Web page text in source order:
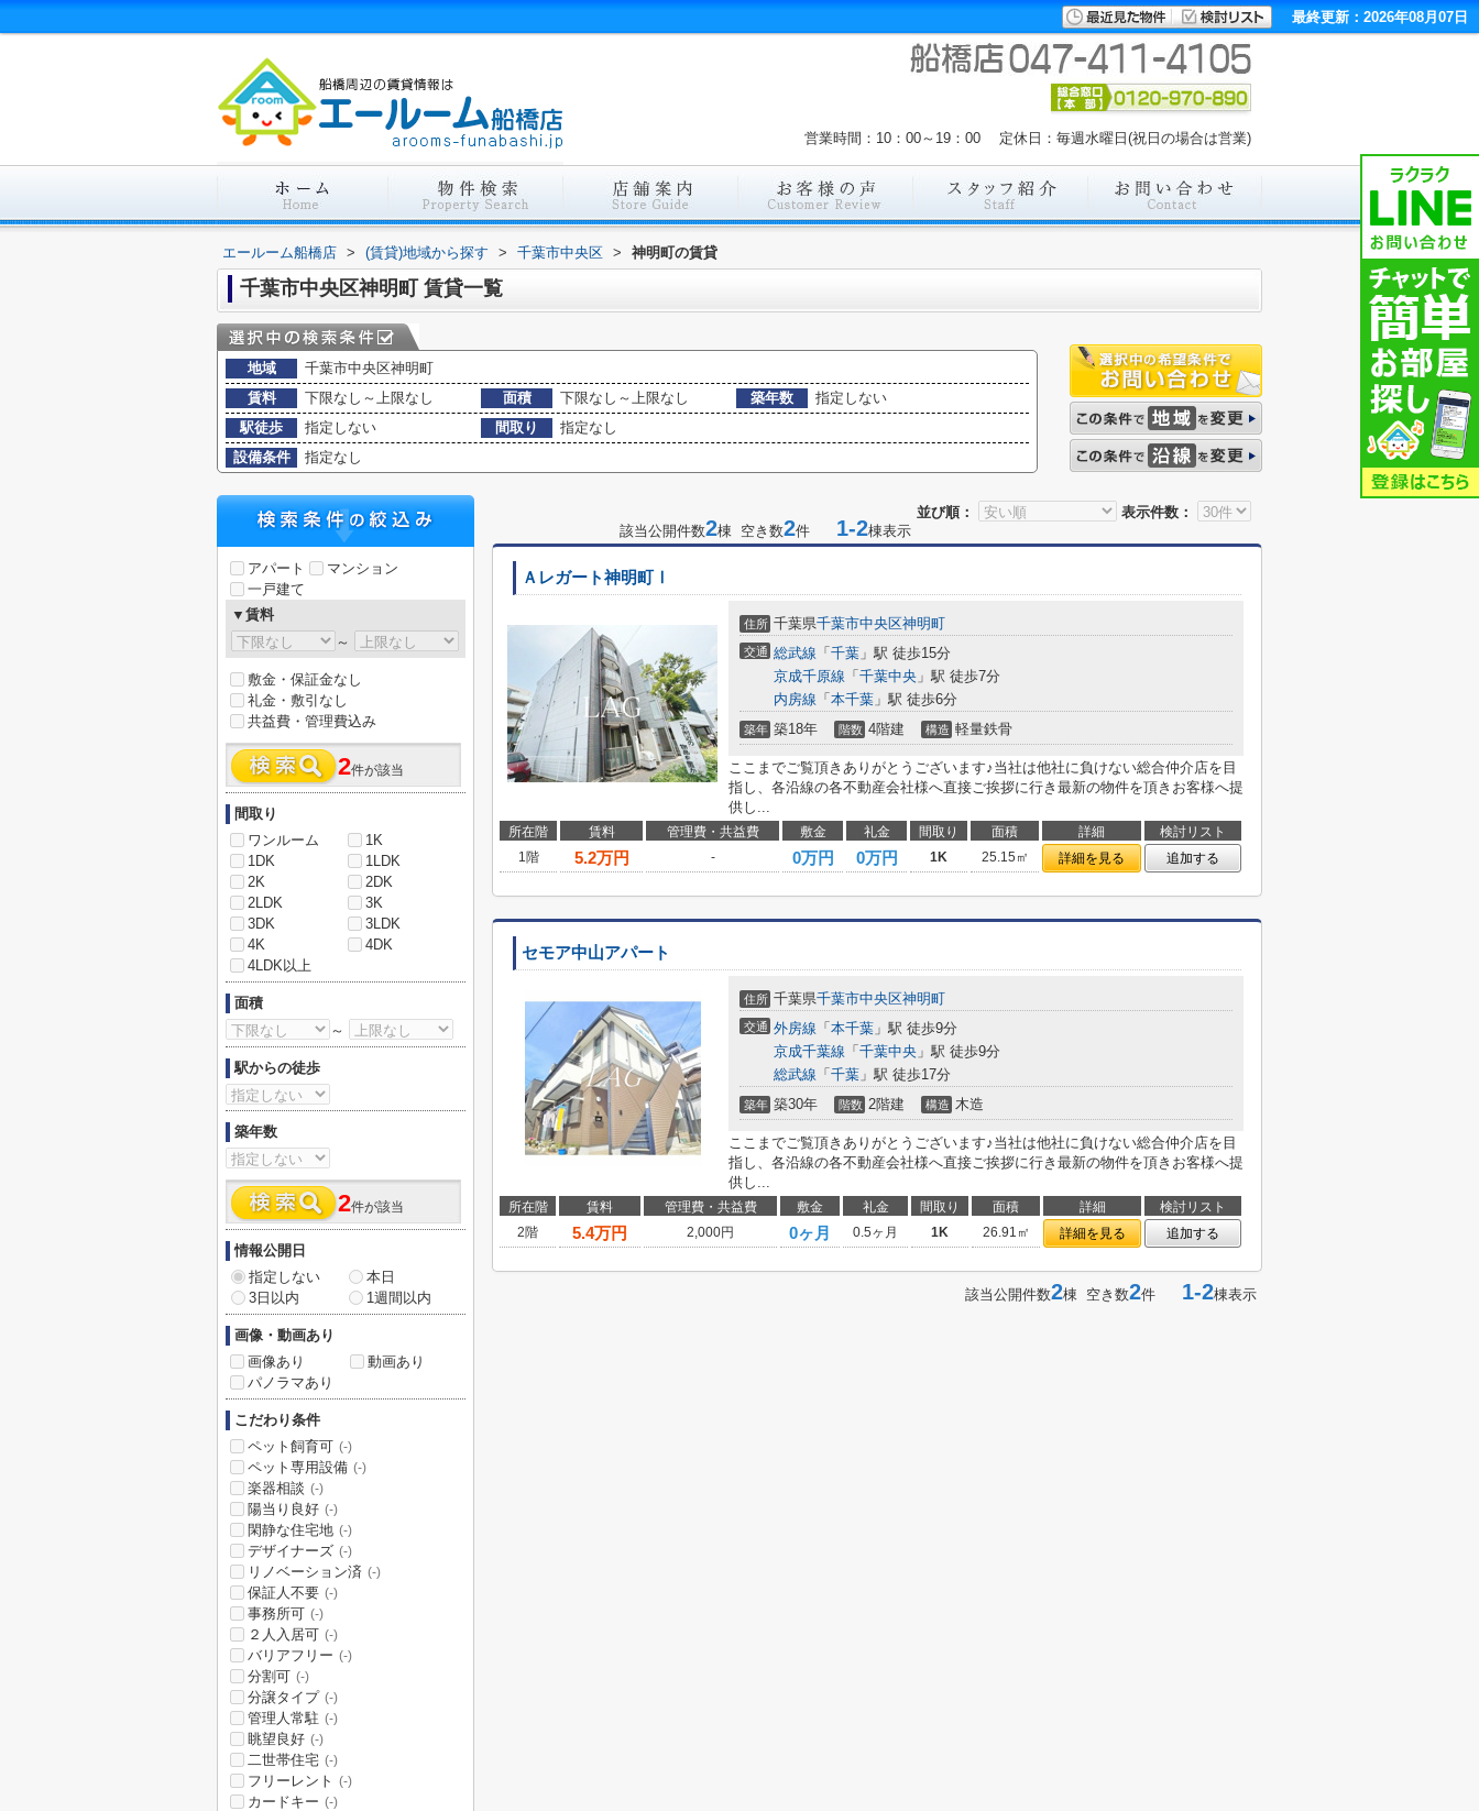
最終更新：2026年08月07日
営業時間：10：00～19：00 定休日：毎週水曜日(祝日の場合は営業)
エールーム船橋店 > (賃貸)地域から探す > 千葉市中央区 > 神明町の賃貸
千葉市中央区神明町 賃貸一覧
地域
千葉市中央区神明町
賃料
下限なし～上限なし 面積 下限なし～上限なし 築年数
指定しない
駅徒歩
指定しない 間取り
指定なし
設備条件
指定なし
並び順：
表示件数：
該当公開件数2棟 空き数2件 1-2棟表示
Ａレガート神明町Ⅰ
住所 千葉県千葉市中央区神明町
交通 総武線 「 千葉 」駅 徒歩15分
京成千原線 「 千葉中央 」駅 徒歩7分
内房線 「 本千葉 」駅 徒歩6分
築年 築18年 階数 4階建 構造 軽量鉄骨
ここまでご覧頂きありがとうございます♪当社は他社に負けない総合仲介店を目
指し、各沿線の各不動産会社様へ直接ご挨拶に行き最新の物件を頂きお客様へ提
供し...
所在階 賃料 管理費・共益費 敷金 礼金 間取り 面積 詳細
検討リスト
1階
5.2万円 - 0万円 0万円 1K 25.15㎡ 詳細を見る 追加する
セモア中山アパート
住所 千葉県千葉市中央区神明町
交通 外房線 「 本千葉 」駅 徒歩9分
京成千葉線 「 千葉中央 」駅 徒歩9分
総武線 「 千葉 」駅 徒歩17分
築年 築30年 階数 2階建 構造 木造
ここまでご覧頂きありがとうございます♪当社は他社に負けない総合仲介店を目
指し、各沿線の各不動産会社様へ直接ご挨拶に行き最新の物件を頂きお客様へ提
供し...
所在階 賃料 管理費・共益費 敷金 礼金 間取り 面積 詳細
検討リスト
2階
5.4万円 2,000円 0ヶ月 0.5ヶ月 1K 26.91㎡ 詳細を見る 追加する
該当公開件数2棟 空き数2件 1-2棟表示
アパート
マンション
一戸建て
▼賃料
～
敷金・保証金なし
礼金・敷引なし
共益費・管理費込み
2件が該当
間取り
ワンルーム
1K
1DK
1LDK
2K
2DK
2LDK
3K
3DK
3LDK
4K
4DK
4LDK以上
面積
～
駅からの徒歩
築年数
2件が該当
情報公開日
指定しない
本日
3日以内
1週間以内
画像・動画あり
画像あり
動画あり
パノラマあり
こだわり条件
ペット飼育可 (-)
ペット専用設備 (-)
楽器相談 (-)
陽当り良好 (-)
閑静な住宅地 (-)
デザイナーズ (-)
リノベーション済 (-)
保証人不要 (-)
事務所可 (-)
２人入居可 (-)
バリアフリー (-)
分割可 (-)
分譲タイプ (-)
管理人常駐 (-)
眺望良好 (-)
二世帯住宅 (-)
フリーレント (-)
カードキー (-)